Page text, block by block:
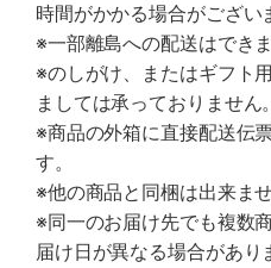
時間がかかる場合がござい
※一部離島への配送はできま
※のしがけ、またはギフト
ましては承っておりません
※商品の外箱に直接配送伝
す。
※他の商品と同梱は出来ま
※同一のお届け先でも複数
届け日が異なる場合があり